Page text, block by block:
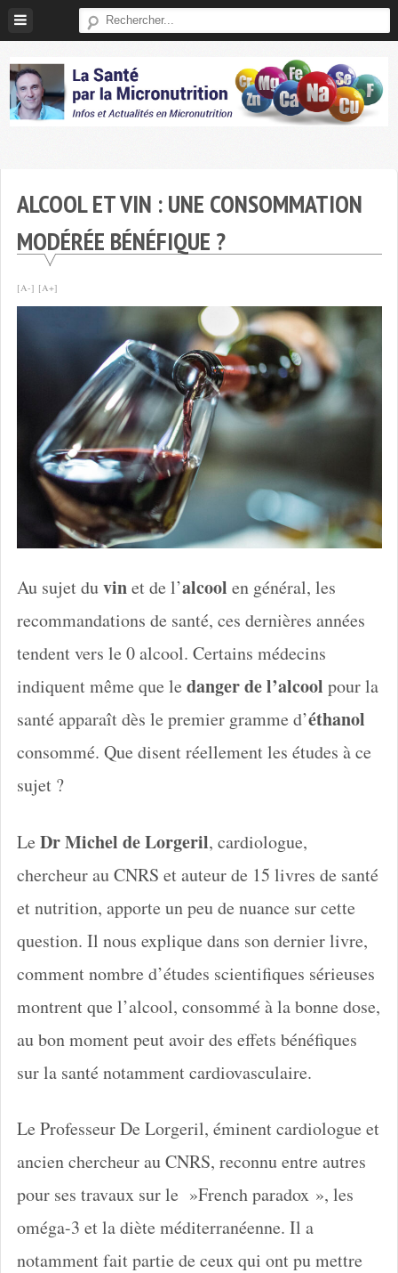
Skip
ALCOOL ET VIN : UNE CONSOMMATION
MODÉRÉE BÉNÉFIQUE ?
[A-] [A+]
Au sujet duvinet de l’alcool en général, les
recommandations de santé, ces dernières années
tendent vers le 0 alcool. Certains médecins
indiquent même que le danger de l’alcool pour la
santé apparaît dès le premier gramme d’éthanol
consommé. Que disent réellement les études à ce
sujet ?
Le Dr Michel de Lorgeril, cardiologue,
chercheur au CNRS et auteur de 15 livres de santé
et nutrition, apporte un peu de nuance sur cette
question. Il nous explique dans son dernier livre,
comment nombre d’études scientifiques sérieuses
montrent que l’alcool, consommé à la bonne dose,
au bon moment peut avoir des effets bénéfiques
sur la santé notamment cardiovasculaire.
Le Professeur De Lorgeril, éminent cardiologue et
ancien chercheur au CNRS, reconnu entre autres
pour ses travaux sur le »French paradox », les
oméga-3 et la diète méditerranéenne. Il a
notamment fait partie de ceux qui ont pu mettre